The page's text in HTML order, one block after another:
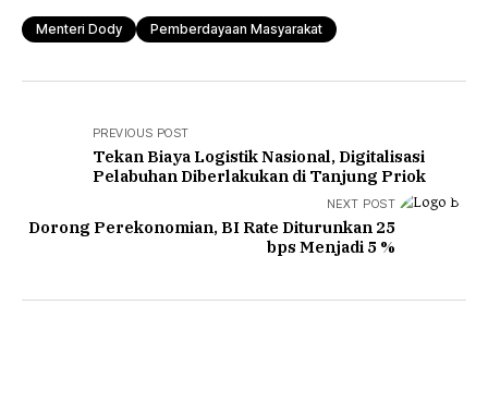
Menteri Dody Pemberdayaan Masyarakat
PREVIOUS POST
Tekan Biaya Logistik Nasional, Digitalisasi
Pelabuhan Diberlakukan di Tanjung Priok
NEXT POST
Dorong Perekonomian, BI Rate Diturunkan 25
bps Menjadi 5 %